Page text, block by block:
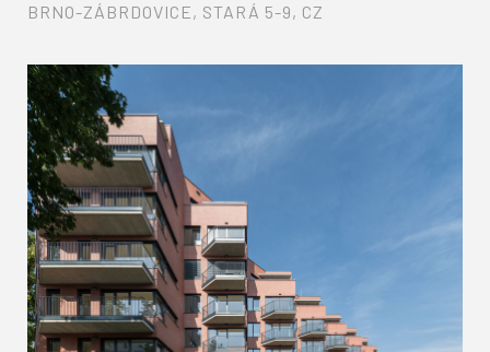
BRNO-ZÁBRDOVICE, STARÁ 5-9, CZ